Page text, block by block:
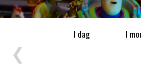
❮
I dag I